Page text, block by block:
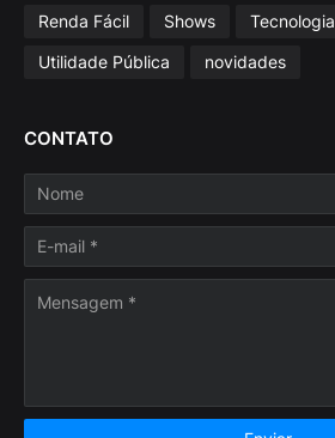
Renda Fácil
Shows Tecnologia
Utilidade Pública
novidades
CONTATO